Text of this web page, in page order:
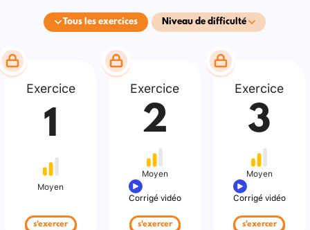
Tous les exercices Niveau de difficulté
Exercice
1
Moyen
s'exercer
Exercice
2
Moyen
Corrigé vidéo
s'exercer
Exercice
3
Moyen
Corrigé vidéo
s'exercer